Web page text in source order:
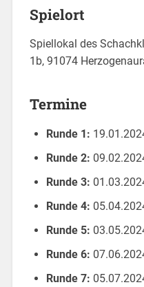
Spielort
Spiellokal des
1b, 91074
Termine
Runde 1:
Runde 2:
Runde 3:
Runde 4:
Runde 5:
Runde 6:
Runde 7: